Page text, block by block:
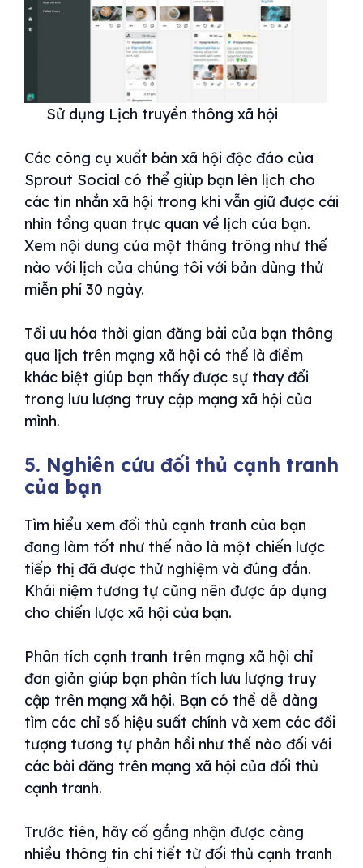
Sử dụng Lịch truyền thông xã hội
Các công cụ xuất bản xã hội độc đáo của
Sprout Social có thể giúp bạn lên lịch cho
các tin nhắn xã hội trong khi vẫn giữ được cái
nhìn tổng quan trực quan về lịch của bạn.
Xem nội dung của một tháng trông như thế
nào với lịch của chúng tôi với bản dùng thử
miễn phí 30 ngày.
Tối ưu hóa thời gian đăng bài của bạn thông
qua lịch trên mạng xã hội có thể là điểm
khác biệt giúp bạn thấy được sự thay đổi
trong lưu lượng truy cập mạng xã hội của
mình.
5. Nghiên cứu đối thủ cạnh tranh
của bạn
Tìm hiểu xem đối thủ cạnh tranh của bạn
đang làm tốt như thế nào là một chiến lược
tiếp thị đã được thử nghiệm và đúng đắn.
Khái niệm tương tự cũng nên được áp dụng
cho chiến lược xã hội của bạn.
Phân tích cạnh tranh trên mạng xã hội chỉ
đơn giản giúp bạn phân tích lưu lượng truy
cập trên mạng xã hội. Bạn có thể dễ dàng
tìm các chỉ số hiệu suất chính và xem các đối
tượng tương tự phản hồi như thế nào đối với
các bài đăng trên mạng xã hội của đối thủ
cạnh tranh.
Trước tiên, hãy cố gắng nhận được càng
nhiều thông tin chi tiết từ đối thủ cạnh tranh